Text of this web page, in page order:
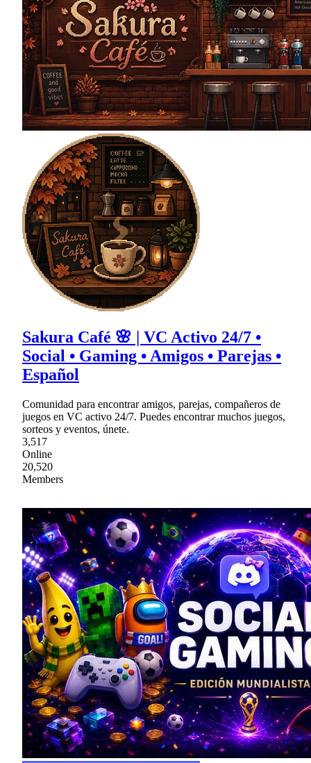
Sakura Café 🌸 | VC Activo 24/7 •
Social • Gaming • Amigos • Parejas •
Español
Comunidad para encontrar amigos, parejas, compañeros de
juegos en VC activo 24/7. Puedes encontrar muchos juegos,
sorteos y eventos, únete.
3,517
Online
20,520
Members